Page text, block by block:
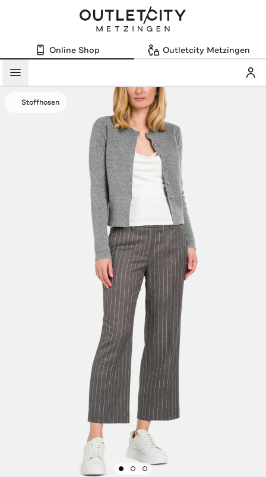
Online Shop Outletcity Metzingen
Menü
Stoffhosen